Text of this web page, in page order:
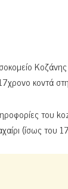
κοντά
του
(ίσως του